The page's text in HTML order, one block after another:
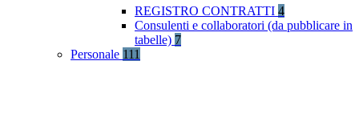
REGISTRO CONTRATTI 4
Consulenti e collaboratori (da pubblicare in
tabelle) 7
Personale 111